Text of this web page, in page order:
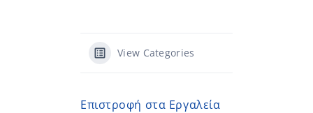
View Categories
Επιστροφή στα Εργαλεία